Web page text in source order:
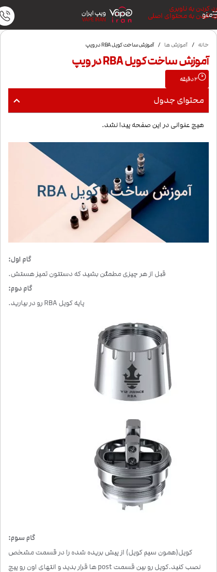
رد کردن به ناوبری
رد کردن به محتوای اصلی
منو ویپ ایران
VAPE IRAN
خانه / آموزش ها / آموزش ساخت کویل RBA در ویپ
آموزش ساخت کویل RBA در ویپ
2دقیقه
محتوای جدول
هیچ عنوانی در این صفحه پیدا نشد.
گام اول:
قبل از هر چیزی مطمئن بشید که دستتون تمیز هستش.
گام دوم:
پایه کویل RBA رو در بیارید.
گام سوم:
کویل(همون سیم کویل) از پیش بریده شده را در قسمت مشخص
نصب کنید.کویل رو بین قسمت post ها قرار بدید و انتهای اون رو پیچ